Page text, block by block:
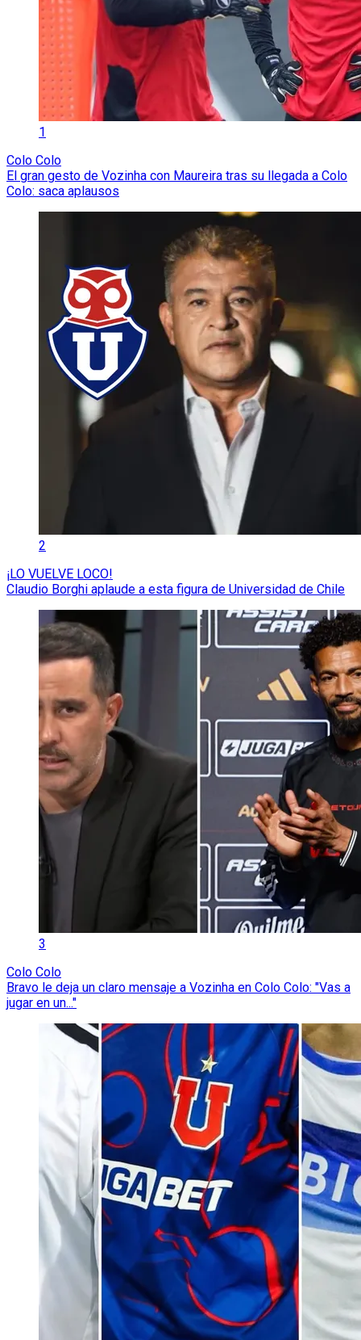
1
Colo Colo
El gran gesto de Vozinha con Maureira tras su llegada a Colo
Colo: saca aplausos
2
¡LO VUELVE LOCO!
Claudio Borghi aplaude a esta figura de Universidad de Chile
3
Colo Colo
Bravo le deja un claro mensaje a Vozinha en Colo Colo: "Vas a
jugar en un..."